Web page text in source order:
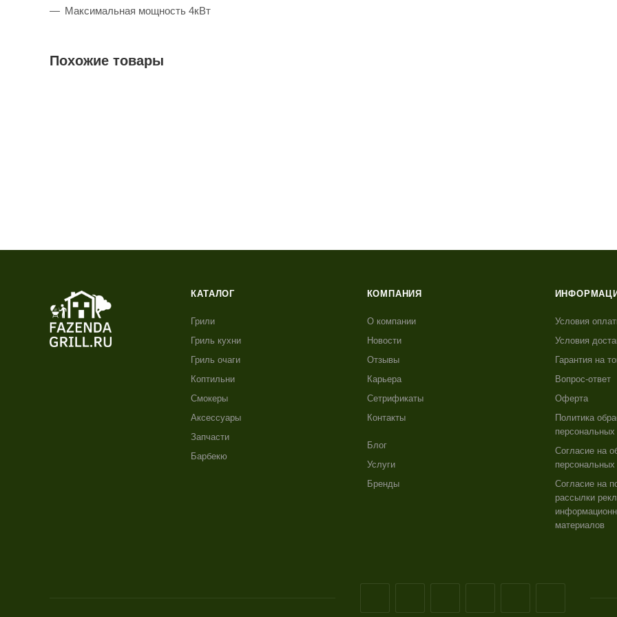
Максимальная мощность 4кВт
Похожие товары
КАТАЛОГ
Грили
Гриль кухни
Гриль очаги
Коптильни
Смокеры
Аксессуары
Запчасти
Барбекю
КОМПАНИЯ
О компании
Новости
Отзывы
Карьера
Сетрификаты
Контакты
Блог
Услуги
Бренды
Условия
Условия
Гарантия на
Вопрос-ответ
Оферта
Политика
Согласие на
Согласие на
рассылки
материалов